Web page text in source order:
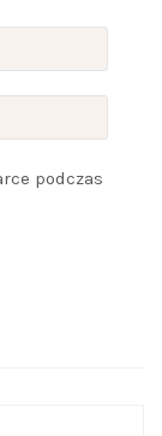
podczas